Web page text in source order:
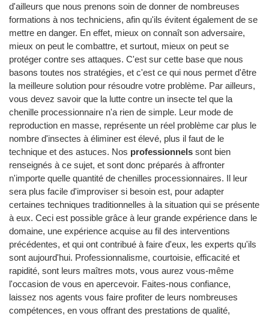
d'ailleurs que nous prenons soin de donner de nombreuses
formations à nos techniciens, afin qu'ils évitent également de se
mettre en danger. En effet, mieux on connaît son adversaire,
mieux on peut le combattre, et surtout, mieux on peut se
protéger contre ses attaques. C'est sur cette base que nous
basons toutes nos stratégies, et c'est ce qui nous permet d'être
la meilleure solution pour résoudre votre problème. Par ailleurs,
vous devez savoir que la lutte contre un insecte tel que la
chenille processionnaire n'a rien de simple. Leur mode de
reproduction en masse, représente un réel problème car plus le
nombre d'insectes à éliminer est élevé, plus il faut de le
technique et des astuces. Nos professionnels sont bien
renseignés à ce sujet, et sont donc préparés à affronter
n'importe quelle quantité de chenilles processionnaires. Il leur
sera plus facile d'improviser si besoin est, pour adapter
certaines techniques traditionnelles à la situation qui se présente
à eux. Ceci est possible grâce à leur grande expérience dans le
domaine, une expérience acquise au fil des interventions
précédentes, et qui ont contribué à faire d'eux, les experts qu'ils
sont aujourd'hui. Professionnalisme, courtoisie, efficacité et
rapidité, sont leurs maîtres mots, vous aurez vous-même
l'occasion de vous en apercevoir. Faites-nous confiance,
laissez nos agents vous faire profiter de leurs nombreuses
compétences, en vous offrant des prestations de qualité,